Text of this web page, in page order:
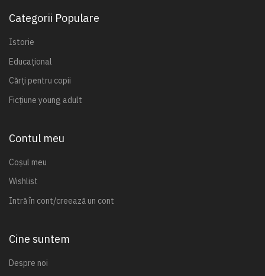
Categorii Populare
Istorie
Educațional
Cărți pentru copii
Ficțiune young adult
Contul meu
Coșul meu
Wishlist
Intră în cont/creează un cont
Cine suntem
Despre noi